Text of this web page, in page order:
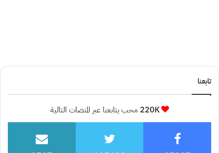
تابعنا
220K محب يتابعنا عبر المنصات التالية